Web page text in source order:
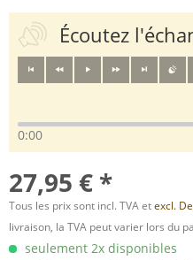
Écoutez
0:00
27,95 € *
Tous les prix sont incl. TVA etexcl.
livraison, la TVA peut varier lors du
seulement 2x disponibles